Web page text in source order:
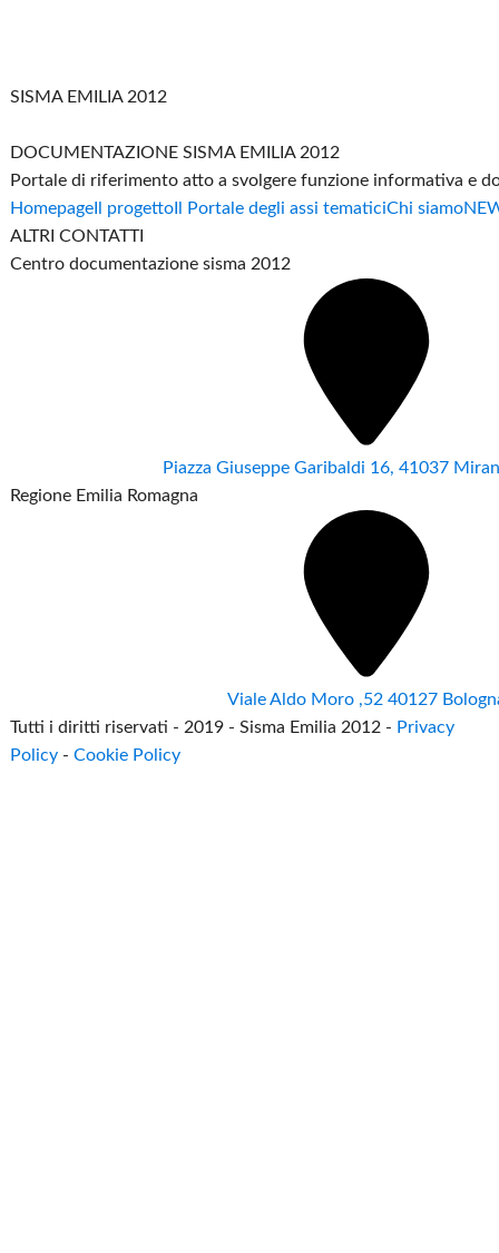
SISMA EMILIA 2012
DOCUMENTAZIONE SISMA EMILIA 2012
Portale di riferimento atto a svolgere funzione informativa e
HomepageIl progettoIl Portale degli assi tematiciChi siamo
ALTRI CONTATTI
Centro documentazione sisma 2012
Piazza Giuseppe Garibaldi 16, 41037
Regione Emilia Romagna
Viale Aldo Moro ,52 40127
Tutti i diritti riservati - 2019 - Sisma Emilia 2012 - Privacy
Policy -Cookie Policy